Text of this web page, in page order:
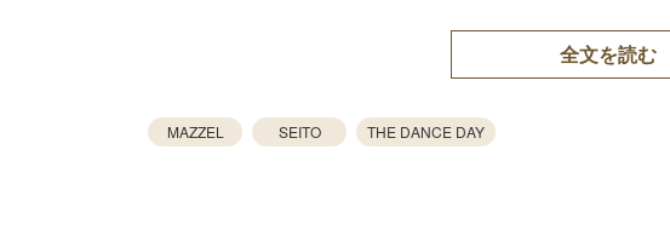
全文を読む
MAZZEL SEITO THE DANCE DAY